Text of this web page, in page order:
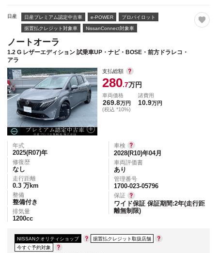
日産 日産プレミアム認定中古車 e-POWER プロパイロット
据置払クレジット対象車 NissanConnect対象車
ノートオーラ
1.2 G レザーエディション 試乗車UP・ナビ・BOSE・前方ドラレコ・
アラ
支払総額
280.7万円
車両価格
269.8万円
(税込 *10%)
諸費用
10.9万円
年式
2025(R07)年
修復歴
なし
走行距離
0.3 万km
整備
整備付き
排気量
1200cc
車検
2028(R10)年04月
車両評価書
あり
管理番号
1700-023-05796
保証
ワイド保証 保証期間:2年(走行距
離無制限)
NISSANクオリティショップ
据置払クレジット取扱店舗
今すぐ予約対象